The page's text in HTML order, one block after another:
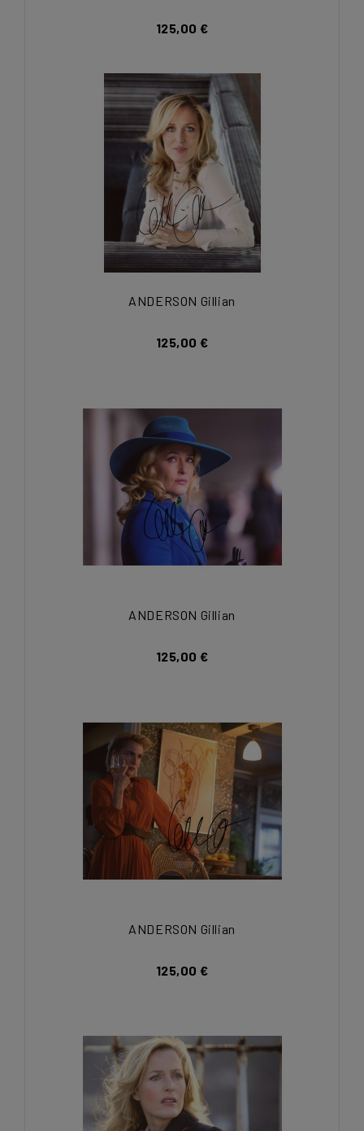
125,00 €
ANDERSON Gillian
125,00 €
ANDERSON Gillian
125,00 €
ANDERSON Gillian
125,00 €